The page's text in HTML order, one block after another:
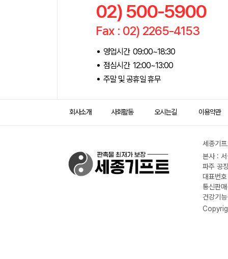
02) 500-5900
Fax : 02) 2265-4153
영업시간 09:00~18:30
점심시간 12:00~13:00
주말 및 공휴일 휴무
회사소개 사회활동 오시는길 이용약관
세종기
본사 :
파주 공
대표번
통신판
건강기